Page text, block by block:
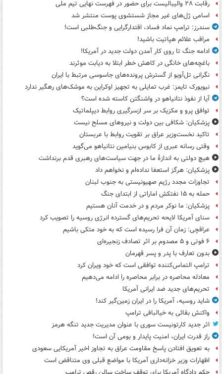
رقابت ۲۸ والیبالیست برای حضور در فهرست نهایی تیم ملی
اسامی ژل‌های غیر مجاز شستشوی پوست منتشر شد
سندرز: ترامپ نماد فساد، اقتدارگرایی و جنگ‌طلبی است!
مراقب علائم هپاتیت باشید!
ادامه جنگ تا روی کار آمدن دولت جدید در آمریکا!
باغچه‌های خانگی در کاهش خطر ابتلا به دیابت موثرند
نگرانی تل‌آویو از گسترش پرونده‌های جاسوسی مرتبط با ایران
نیویورک تایمز: غرب تمایلی به تجهیز اوکراین به موشک‌های رهگیر ندارد
آیا از نفوذ نتانیاهو در واشنگتن کاسته شده است؟
توافق پرو و مکزیک بر سر ازسرگیری روابط دیپلماتیک
پزشکیان: شکافی بین دولت و نیروهای مسلح نیست
تاکید نخست‌وزیر عراق بر تقویت روابط با عربستان
وقتی رسانه عبری از کابوس بنیامین نتانیاهو می‌گوید
هیچ دولتی به اندازۀ ما در جهت سیاست‌های رهبری قدم برنداشت
پزشکیان: هرگز استعفا نداده‌ام و نخواهم داد
تجاوزات مجدد رژیم صهیونیستی به جنوب لبنان
حمله به ۱۵ نفتکش‌ اماراتی از ابتدای جنگ
پزشکیان: ما نوکر مردم و در خدمت آنان هستیم
سنای آمریکا لایحه تحریم‌های گسترده انرژی روسیه را تصویب کرد
عراقچی: زمان آن فرا رسیده است که به خود متکی باشیم
۶ فوتی و ۵ مصدوم بر اثر تصادف زنجیره‌ای
بدون تعارف با پدر و پسر قهرمان
ترامپ التماس‌کننده توافقی است که خود ویران کرد
معادله محاصره در برابر محاصره را ادامه می‌دهیم
تحریم‌های جدید ضد ایرانی آمریکا
شاید روسیه، آمریکا را در ایران زمین‌گیر کند!
واکنش بقائی به خیالبافی ترامپ
اثر جدید کارتونیست سوری با عنوان مدیریت جدید تنگه هرمز
راز قدرت ایران، امنیت پایدار و بومی آن است!
به تعویق افتادن پاسخ مقاومت عراق به تجاوز اخیر آمریکایی سعودی
اظهارات وزیر خزانه‌داری آمریکا با مواضع قبلی وی متناقض است